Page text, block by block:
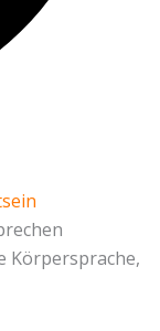
Körpersprache,